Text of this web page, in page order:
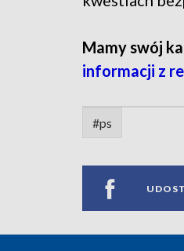
Mamy swój
informacji z
#ps